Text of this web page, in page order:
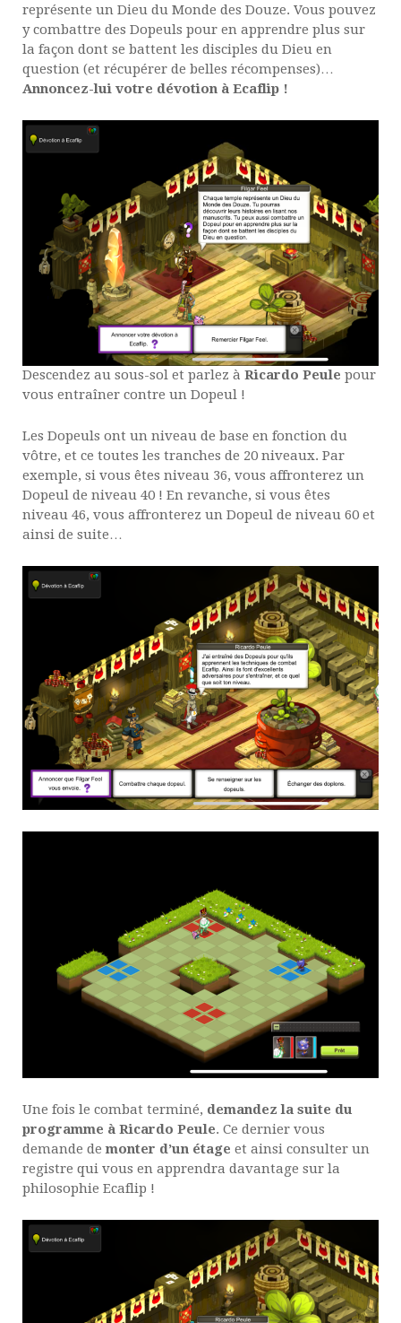
représente un Dieu du Monde des Douze. Vous pouvez
y combattre des Dopeuls pour en apprendre plus sur
la façon dont se battent les disciples du Dieu en
question (et récupérer de belles récompenses)…
Annoncez-lui votre dévotion à Ecaflip !
Descendez au sous-sol et parlez à Ricardo Peule pour
vous entraîner contre un Dopeul !
Les Dopeuls ont un niveau de base en fonction du
vôtre, et ce toutes les tranches de 20 niveaux. Par
exemple, si vous êtes niveau 36, vous affronterez un
Dopeul de niveau 40 ! En revanche, si vous êtes
niveau 46, vous affronterez un Dopeul de niveau 60 et
ainsi de suite…
Une fois le combat terminé, demandez la suite du
programme à Ricardo Peule. Ce dernier vous
demande demonter d’un étage et ainsi consulter un
registre qui vous en apprendra davantage sur la
philosophie Ecaflip !